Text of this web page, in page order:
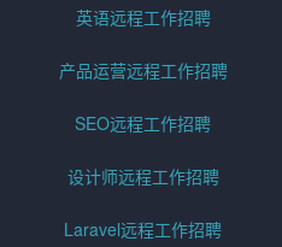
英语远程工作招聘
产品运营远程工作招聘
SEO远程工作招聘
设计师远程工作招聘
Laravel远程工作招聘